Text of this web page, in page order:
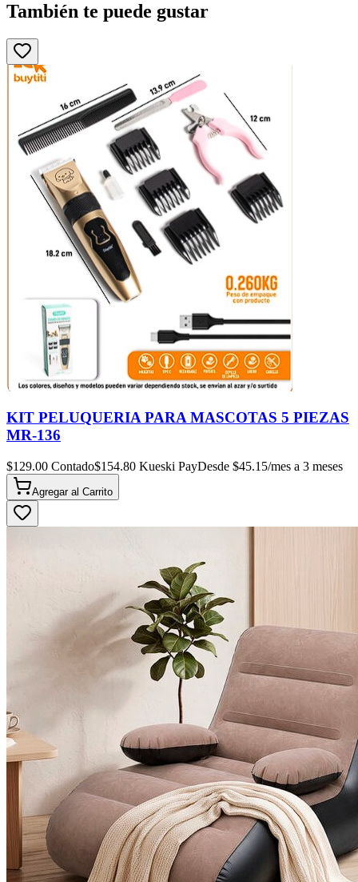
También te puede gustar
KIT PELUQUERIA PARA MASCOTAS 5 PIEZAS
MR-136
$129.00 Contado$154.80 Kueski PayDesde $45.15/mes a 3 meses
Agregar al Carrito